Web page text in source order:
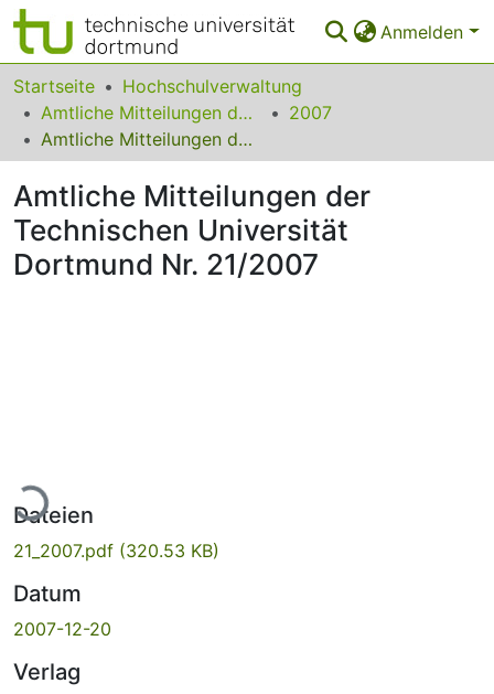
Anmelden
Bereiche & Sammlungen
Das gesamte Repositorium
FAQ
Leitlinien
Startseite
Hochschulverwaltung
Amtliche Mitteilungen der Technischen Universität Dortmund
2007
Amtliche Mitteilungen der Technischen Universität Dortmund Nr. 21/2007
Amtliche Mitteilungen der
Technischen Universität
Dortmund Nr. 21/2007
Lade...
Dateien
21_2007.pdf (320.53 KB)
Datum
2007-12-20
Verlag